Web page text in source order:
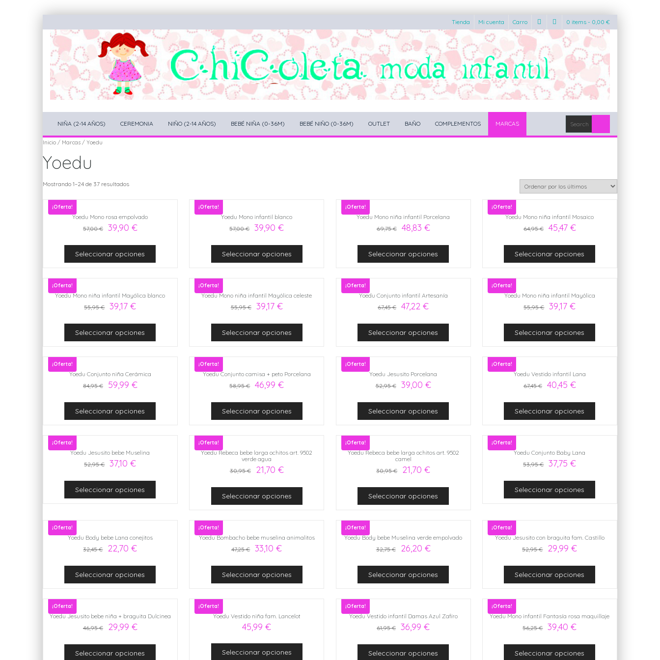
Tienda Mi cuenta Carro 0 items - 0,00 €
NIÑA (2-14 AÑOS) CEREMONIA NIÑO (2-14 AÑOS) BEBÉ NIÑA (0-36M) BEBÉ NIÑO (0-36M) OUTLET BAÑO COMPLEMENTOS MARCAS
Inicio / Marcas / Yoedu
Yoedu
Mostrando 1–24 de 37 resultados
¡Oferta!
Yoedu Mono rosa empolvado
57,00€ 39,90 €
Seleccionar opciones
¡Oferta!
Yoedu Mono infantil blanco
57,00€ 39,90€
Seleccionar opciones
¡Oferta!
Yoedu Mono niña infantil Porcelana
69,75€ 48,83 €
Seleccionar opciones
¡Oferta!
Yoedu Mono niña infantil Mosaico
64,95€ 45,47 €
Seleccionar opciones
¡Oferta!
Yoedu Mono niña infantil Mayólica blanco
55,95€ 39,17€
Seleccionar opciones
¡Oferta!
Yoedu Mono niña infantil Mayólica celeste
55,95€ 39,17 €
Seleccionar opciones
¡Oferta!
Yoedu Conjunto infantil Artesanía
67,45€ 47,22€
Seleccionar opciones
¡Oferta!
Yoedu Mono niña infantil Mayólica
55,95€ 39,17€
Seleccionar opciones
¡Oferta!
Yoedu Conjunto niña Cerámica
84,95€ 59,99 €
Seleccionar opciones
¡Oferta!
Yoedu Conjunto camisa + peto Porcelana
58,95€ 46,99€
Seleccionar opciones
¡Oferta!
Yoedu Jesusito Porcelana
52,95€ 39,00 €
Seleccionar opciones
¡Oferta!
Yoedu Vestido infantil Lana
67,45€ 40,45 €
Seleccionar opciones
¡Oferta!
Yoedu Jesusito bebe Muselina
52,95€ 37,10€
Seleccionar opciones
¡Oferta!
Yoedu Rebeca bebe larga ochitos art. 9502
verde agua
30,95€ 21,70 €
Seleccionar opciones
¡Oferta!
Yoedu Rebeca bebe larga ochitos art. 9502
camel
30,95€ 21,70€
Seleccionar opciones
¡Oferta!
Yoedu Conjunto Baby Lana
53,95€ 37,75€
Seleccionar opciones
¡Oferta!
Yoedu Body bebe Lana conejitos
32,45€ 22,70€
Seleccionar opciones
¡Oferta!
Yoedu Bombacho bebe muselina animalitos
47,25€ 33,10€
Seleccionar opciones
¡Oferta!
Yoedu Body bebe Muselina verde empolvado
32,75€ 26,20 €
Seleccionar opciones
¡Oferta!
Yoedu Jesusito con braguita fam. Castillo
52,95€ 29,99€
Seleccionar opciones
¡Oferta!
Yoedu Jesusito bebe niña + braguita Dulcinea
46,95€ 29,99 €
Seleccionar opciones
¡Oferta!
Yoedu Vestido niña fam. Lancelot
45,99€
Seleccionar opciones
¡Oferta!
Yoedu Vestido infantil Damas Azul Zafiro
61,95€ 36,99€
Seleccionar opciones
¡Oferta!
Yoedu Mono infantil Fantasía rosa maquillaje
56,25€ 39,40€
Seleccionar opciones